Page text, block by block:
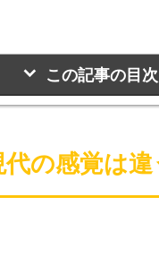
この記事の目次
の感覚は違